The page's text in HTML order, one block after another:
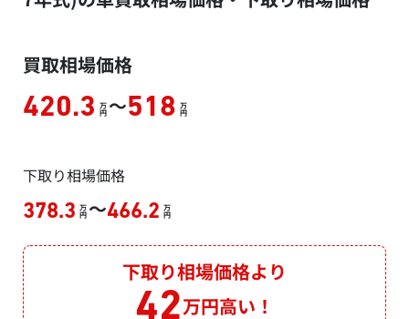
買取相場価格
420.3 万
円 ～518 万
円
下取り相場価格
378.3 万
円 ～466.2 万
円
下取り相場価格より
42万円高い！